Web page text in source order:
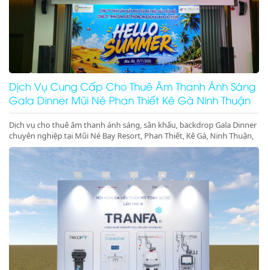
Dịch Vụ Cung Cấp Cho Thuê Âm Thanh Ánh Sáng
Gala Dinner Mũi Né Phan Thiết Kê Gà Ninh Thuận
Dịch vụ cho thuê âm thanh ánh sáng, sân khấu, backdrop Gala Dinner
chuyên nghiệp tại Mũi Né Bay Resort, Phan Thiết, Kê Gà, Ninh Thuận,
Ninh Chữ, Vĩnh Hy. Thiết bị hiện đại, giá cực tốt. Gọi ngay!